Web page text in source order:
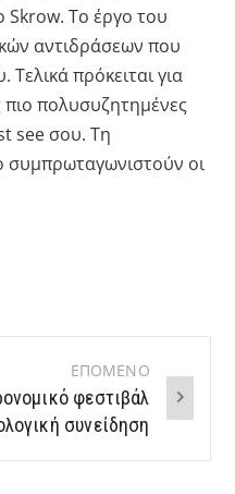
Skrow. Το έργο του
αντιδράσεων που
πρόκειται για
πολυσυζητημένες
see σου. Τη
συμπρωταγωνιστούν οι
ΕΠΟΜΕΝΟ
φεστιβάλ
συνείδηση